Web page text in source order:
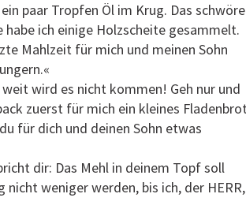
paar Tropfen Öl im Krug. Das schwöre
habe ich einige Holzscheite gesammelt.
Mahlzeit für mich und meinen Sohn
wird es nicht kommen! Geh nur und
zuerst für mich ein kleines
für dich und deinen Sohn etwas
dir: Das Mehl in deinem Topf soll
weniger werden, bis ich, der HERR,